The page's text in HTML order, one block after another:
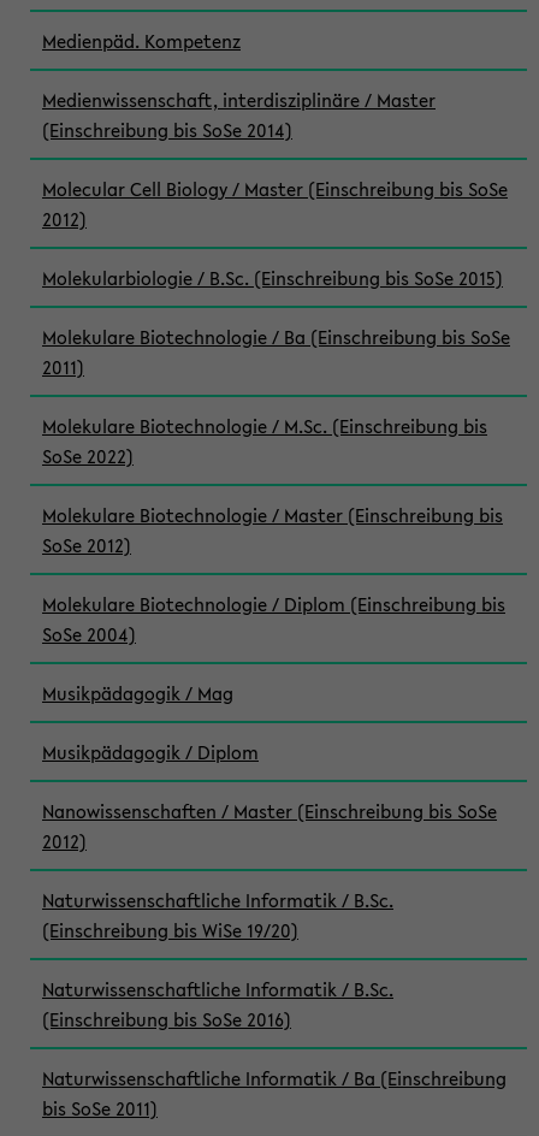
Medienpäd. Kompetenz
Medienwissenschaft, interdisziplinäre / Master
(Einschreibung bis SoSe 2014)
Molecular Cell Biology / Master (Einschreibung bis SoSe
2012)
Molekularbiologie / B.Sc. (Einschreibung bis SoSe 2015)
Molekulare Biotechnologie / Ba (Einschreibung bis SoSe
2011)
Molekulare Biotechnologie / M.Sc. (Einschreibung bis
SoSe 2022)
Molekulare Biotechnologie / Master (Einschreibung bis
SoSe 2012)
Molekulare Biotechnologie / Diplom (Einschreibung bis
SoSe 2004)
Musikpädagogik / Mag
Musikpädagogik / Diplom
Nanowissenschaften / Master (Einschreibung bis SoSe
2012)
Naturwissenschaftliche Informatik / B.Sc.
(Einschreibung bis WiSe 19/20)
Naturwissenschaftliche Informatik / B.Sc.
(Einschreibung bis SoSe 2016)
Naturwissenschaftliche Informatik / Ba (Einschreibung
bis SoSe 2011)